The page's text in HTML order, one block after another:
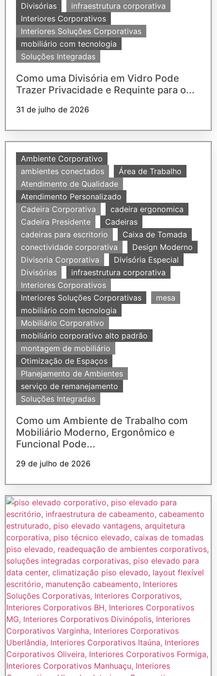
Divisórias
infraestrutura corporativa
Interiores Corporativos
Interiores Soluções Corporativas
mobiliário com tecnologia
Soluções Integradas
Como uma Divisória em Vidro Pode
Trazer Privacidade e Requinte para o...
31 de julho de 2026
Ambiente Corporativo
ambientes conectados
Área de Trabalho
Atendimento de Qualidade
Atendimento Personalizado
Cadeira Corporativa
cadeira ergonomica
Cadeira Presidente
Cadeiras
cadeiras para escritorio
Caixa de Tomada
conectividade corporativa
Design Moderno
Divisoria Corporativa
Divisória Especial
Divisórias
infraestrutura corporativa
Interiores Corporativos
Interiores Soluções Corporativas
mesa
mobiliário com tecnologia
Mobiliário Corporativo
mobiliário corporativo alto padrão
montagem de mobiliário
Otimização de Espaços
Planejamento de Ambientes
serviço de remanejamento
Soluções Integradas
Como um Ambiente de Trabalho com
Mobiliário Moderno, Ergonômico e
Funcional Pode...
29 de julho de 2026